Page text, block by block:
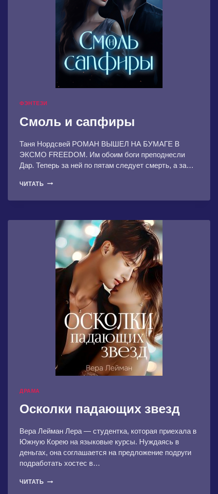
ФЭНТЕЗИ
Смоль и сапфиры
Таня Нордсвей РОМАН ВЫШЕЛ НА БУМАГЕ В
ЭКСМО FREEDOM. Им обоим боги преподнесли
Дар. Теперь за ней по пятам следует смерть, а за…
ЧИТАТЬ СМОЛЬ
САПФИРЫ
ДРАМА
Осколки падающих звезд
Вера Лейман Лера — студентка, которая приехала в
Южную Корею на языковые курсы. Нуждаясь в
деньгах, она соглашается на предложение подруги
подработать хостес в…
ЧИТАТЬ ОСКОЛКИ